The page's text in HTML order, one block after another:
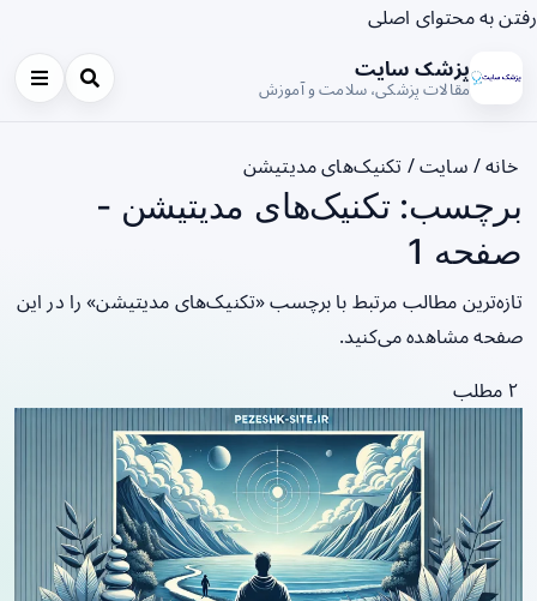
رفتن به محتوای اصلی
پزشک سایت
مقالات پزشکی، سلامت و آموزش
خانه/ سایت/ تکنیک‌های مدیتیشن
برچسب: تکنیک‌های مدیتیشن -
صفحه 1
تازه‌ترین مطالب مرتبط با برچسب «تکنیک‌های مدیتیشن» را در این
صفحه مشاهده می‌کنید.
۲ مطلب